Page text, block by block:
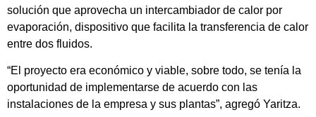
solución que aprovecha un intercambiador de calor por
evaporación, dispositivo que facilita la transferencia de calor
entre dos fluidos.
“El proyecto era económico y viable, sobre todo, se tenía la
oportunidad de implementarse de acuerdo con las
instalaciones de la empresa y sus plantas”, agregó Yaritza.